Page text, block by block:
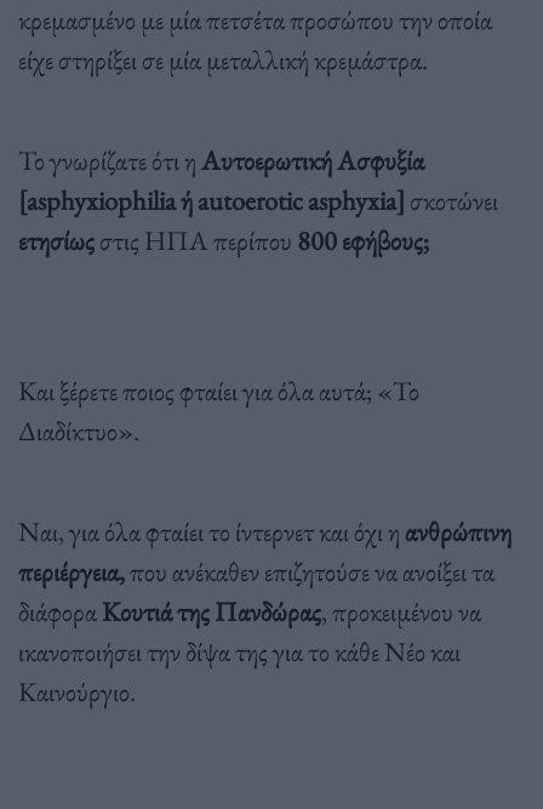
κρεμασμένο με μία πετσέτα προσώπου την οποία
είχε στηρίξει σε μία μεταλλική κρεμάστρα.
Το γνωρίζατε ότι ηΑυτοερωτική Ασφυξία
[asphyxiophilia ή autoerotic asphyxia] σκοτώνει
ετησίωςστις ΗΠΑ περίπου 800 εφήβους;
Και ξέρετε ποιος φταίει για όλα αυτά; «Το
Διαδίκτυο».
Ναι, για όλα φταίει το ίντερνετ και όχι η ανθρώπινη
περιέργεια,που ανέκαθεν επιζητούσε να ανοίξει τα
διάφοραΚουτιά της Πανδώρας, προκειμένου να
ικανοποιήσει την δίψα της για το κάθε Νέο και
Καινούργιο.